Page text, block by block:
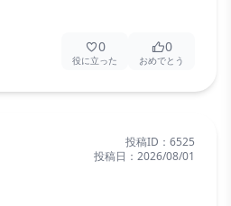
0
役に立った
0
おめでとう
投稿ID： 6525
投稿日： 2026/08/01